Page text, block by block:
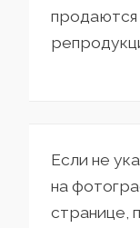
продаются
Если не
на
странице,